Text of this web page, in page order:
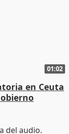
01:02
en Ceuta